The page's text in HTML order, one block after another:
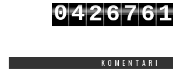
0426761
KOMENTARI